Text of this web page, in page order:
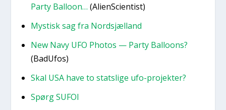
Par­ty Bal­loon… (Ali­enSci­en­tist)
Mystisk sag fra Nord­s­jæl­land
New Navy UFO Pho­tos — Par­ty Bal­loons?
(BadU­fos)
Skal USA have to stats­li­ge ufo-pro­jek­ter?
Spørg SUFOI